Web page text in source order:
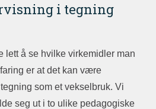
i tegning
lett å se hvilke virkemidler man
er at det kan være
som et vekselbruk. Vi
seg ut i to ulike pedagogiske